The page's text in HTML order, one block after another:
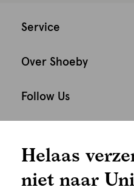
Service
Over Shoeby
Follow Us
Helaas
niet naar